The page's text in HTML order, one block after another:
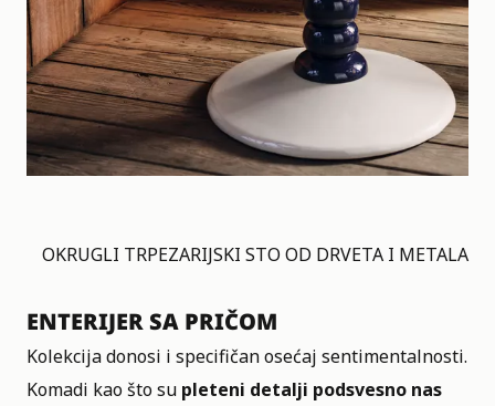
OKRUGLI TRPEZARIJSKI STO OD DRVETA I METALA
ENTERIJER SA PRIČOM
Kolekcija donosi i specifičan osećaj sentimentalnosti.
Komadi kao što su pleteni detalji podsvesno nas